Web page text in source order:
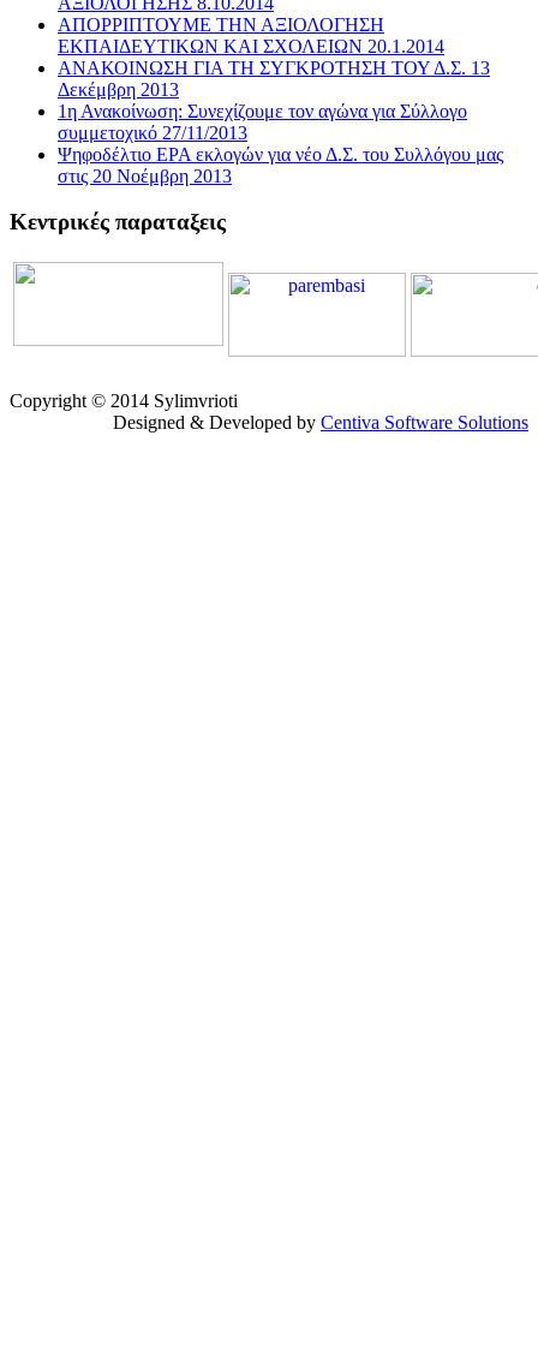
ΑΠΟΡΡΙΠΤΟΥΜΕ ΤΗΝ ΑΞΙΟΛΟΓΗΣΗ
ΕΚΠΑΙΔΕΥΤΙΚΩΝ ΚΑΙ ΣΧΟΛΕΙΩΝ 20.1.2014
ΑΝΑΚΟΙΝΩΣΗ ΓΙΑ ΤΗ ΣΥΓΚΡΟΤΗΣΗ ΤΟΥ Δ.Σ. 13
Δεκέμβρη 2013
1η Ανακοίνωση: Συνεχίζουμε τον αγώνα για Σύλλογο
συμμετοχικό 27/11/2013
Ψηφοδέλτιο ΕΡΑ εκλογών για νέο Δ.Σ. του Συλλόγου μας
στις 20 Νοέμβρη 2013
Κεντρικές παραταξεις
Copyright © 2014 Sylimvrioti
Designed & Developed by Centiva Software Solutions